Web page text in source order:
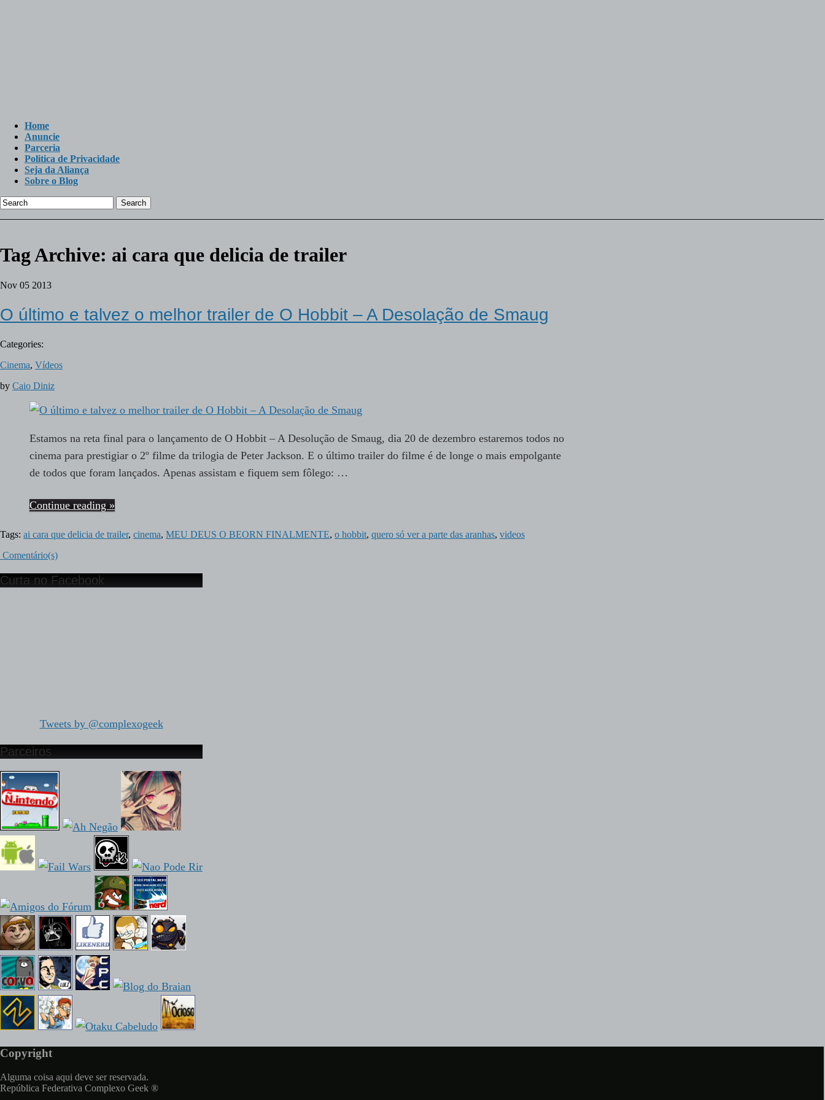
Home
Anuncie
Parceria
Politica de Privacidade
Seja da Aliança
Sobre o Blog
Search
Tag Archive: ai cara que delicia de trailer
Nov 05 2013
O último e talvez o melhor trailer de O Hobbit – A Desolação de Smaug
Categories:
Cinema, Vídeos
by Caio Diniz
Estamos na reta final para o lançamento de O Hobbit – A Desolução de Smaug, dia 20 de dezembro estaremos todos no
cinema para prestigiar o 2º filme da trilogia de Peter Jackson. E o último trailer do filme é de longe o mais empolgante
de todos que foram lançados. Apenas assistam e fiquem sem fôlego: …
Continue reading »
Tags: ai cara que delicia de trailer, cinema, MEU DEUS O BEORN FINALMENTE, o hobbit, quero só ver a parte das aranhas, videos
Comentário(s)
Curta no Facebook
Tweets by @complexogeek
Parceiros
Copyright
Alguma coisa aqui deve ser reservada.
República Federativa Complexo Geek ®